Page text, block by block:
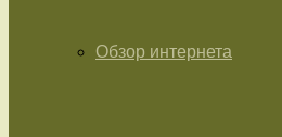
Обзор интернета